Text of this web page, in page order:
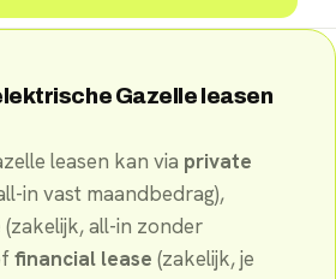
Gazelle leasen
leasen kan via private
in vast maandbedrag),
(zakelijk, all-in zonder
financial lease (zakelijk, je